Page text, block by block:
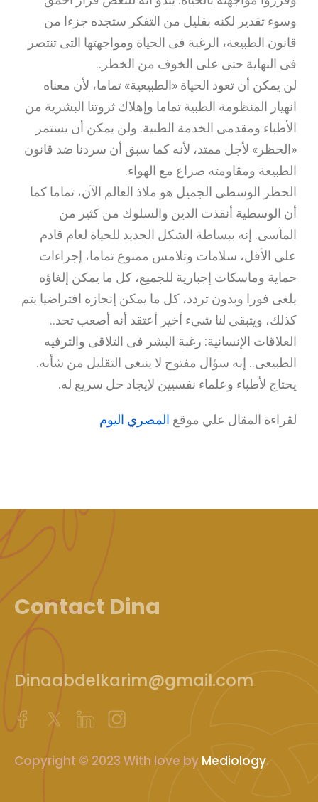
وسوء تقدير لكنه بقليل من التفكر ستجده جزءا من
قانون الطبيعة، الرغبة فى الحياة ومواجهتها التى تنتصر
فى النهاية حتى على الخوف من الخطر..
لن يمكن أن تعود الحياة «الطبيعية» تماما، لأن معناه
انهيار المنظومة الطبية تماما وإهلاك ثروتنا البشرية من
الأطباء ومقدمى الخدمة الطبية. ولن يمكن أن يستمر
«الحظر» لأجل ممتد، لأنه كما سبق أن سردنا ضد قانون
الطبيعة ومقاومته صراع مع الهواء.
الحظر الوسطى الجميل هو ملاذ العالم الآن، تماما كما
أن الوسطية أنقذت الدين والسلوك من كثير من
المآسى. إنه ببساطة الشكل الجديد للحياة لعام قادم
على الأقل، سلامات وتلامس ممنوع تماما، إجراءات
حماية وماسكات إجبارية للجميع، كل ما يمكن إلغاؤه
يلغى فورا وبدون تردد، كل ما يمكن إنجازه افتراضيا يتم
كذلك، ويتبقى لنا شىء أخير أعتقد أنه أصعب تحد..
العلاقات الإنسانية: رغبة البشر فى التلاقى والترفيه
الطبيعى.. إنه سؤال مفتوح لا ينبغى التقليل من شأنه.
يحتاج لأطباء وعلماء نفسيين لإيجاد حل سريع له.
لقراءة المقال علي موقع المصري اليوم
Contact Dina
Dinaabdelkarim@gmail.com
Copyright © 2023 With love by Mediology.